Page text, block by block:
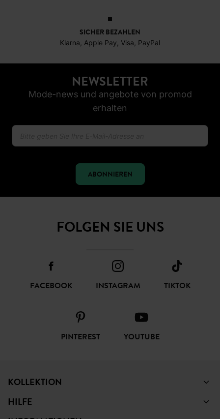
SICHER BEZAHLEN
Klarna, Apple Pay, Visa, PayPal
NEWSLETTER
Mode-news und angebote von promod
erhalten
ABONNIEREN
FOLGEN SIE UNS
FACEBOOK INSTAGRAM TIKTOK
PINTEREST YOUTUBE
KOLLEKTION
HILFE